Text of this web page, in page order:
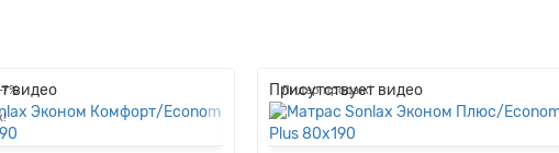
видео Присутствует видео
Лидер продаж!